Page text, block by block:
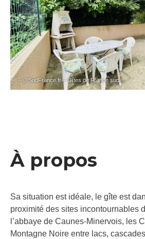
– © SudFrance.fr – Gîtes de France sud
À propos
Sa situation est idéale, le gîte est
proximité des sites incontournables
l’abbaye de Caunes-Minervois, les
Montagne Noire entre lacs,